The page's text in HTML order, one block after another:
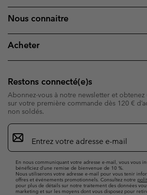
Nous connaitre
Acheter
Restons connecté(e)s
Abonnez-vous à notre newsletter et
sur votre première commande dès 120 €
non soldés.
Inscription
par
e-
En nous communiquant votre adresse e-mail, vous vous
bénéficiez d’une remise de bienvenue de 10 %.
Nous utiliserons votre adresse e-mail pour vous tenir
offres et événements promotionnels. Consultez notre
pour plus de détails sur notre traitement des données
marketing et sur les moyens dont vous disposez pour